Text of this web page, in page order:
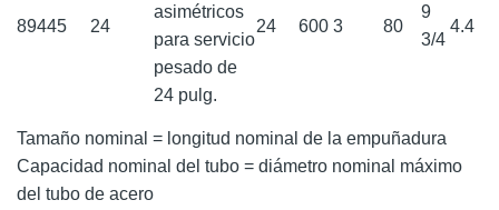
89445 24
asimétricos
para servicio
pesado de
24 pulg.
24 600 3 80
9
3/4
4.4
Tamaño nominal = longitud nominal de la empuñadura
Capacidad nominal del tubo = diámetro nominal máximo
del tubo de acero